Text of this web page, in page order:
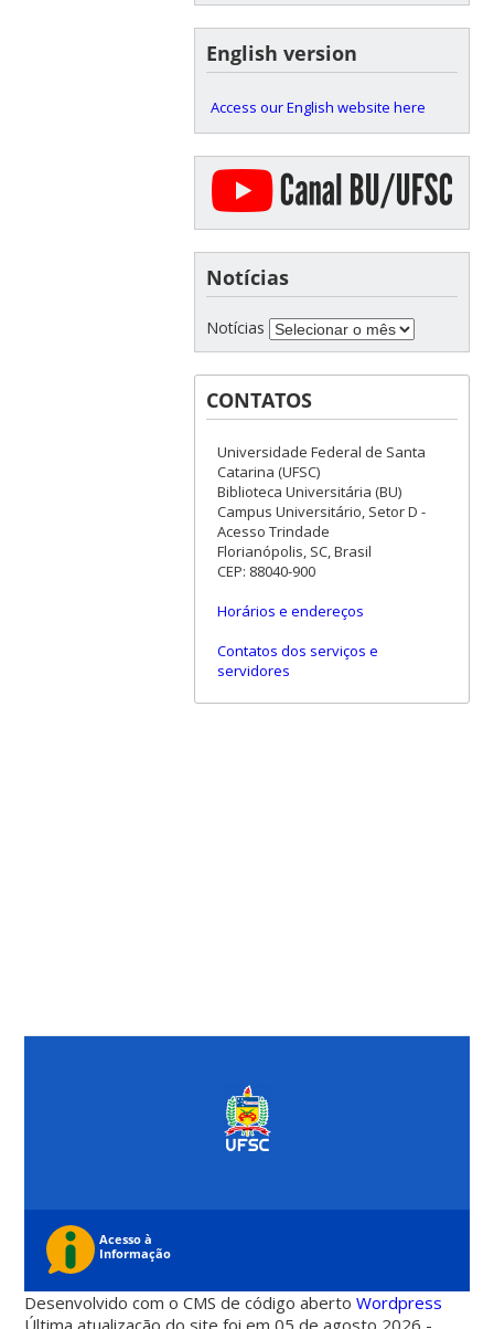
English version
Access our English website here
Notícias
Notícias
CONTATOS
Universidade Federal de Santa
Catarina (UFSC)
Biblioteca Universitária (BU)
Campus Universitário, Setor D -
Acesso Trindade
Florianópolis, SC, Brasil
CEP: 88040-900
Horários e endereços
Contatos dos serviços e
servidores
Desenvolvido com o CMS de código abertoWordpress